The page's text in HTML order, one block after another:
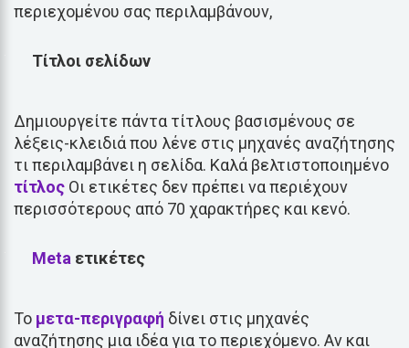
περιεχομένου σας περιλαμβάνουν,
Τίτλοι σελίδων
Δημιουργείτε πάντα τίτλους βασισμένους σε
λέξεις-κλειδιά που λένε στις μηχανές αναζήτησης
τι περιλαμβάνει η σελίδα. Καλά βελτιστοποιημένο
τίτλος Οι ετικέτες δεν πρέπει να περιέχουν
περισσότερους από 70 χαρακτήρες και κενό.
Meta ετικέτες
Το μετα-περιγραφή δίνει στις μηχανές
αναζήτησης μια ιδέα για το περιεχόμενο. Αν και